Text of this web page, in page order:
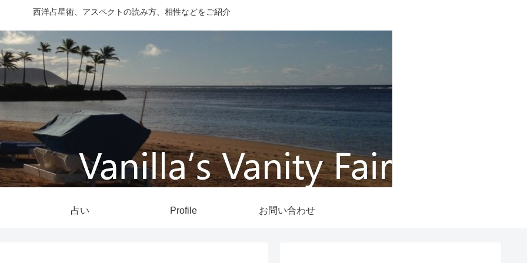
西洋占星術、アスペクトの読み方、相性などをご紹介
占い Profile お問い合わせ